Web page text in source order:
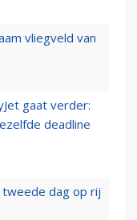
vliegveld van
gaat verder:
deadline
dag op rij